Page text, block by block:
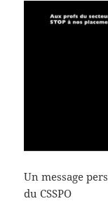
Un message
du CSSPO